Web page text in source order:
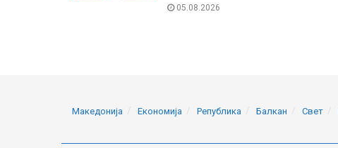
05.08.2026
Македонија Економија Република Балкан Свет